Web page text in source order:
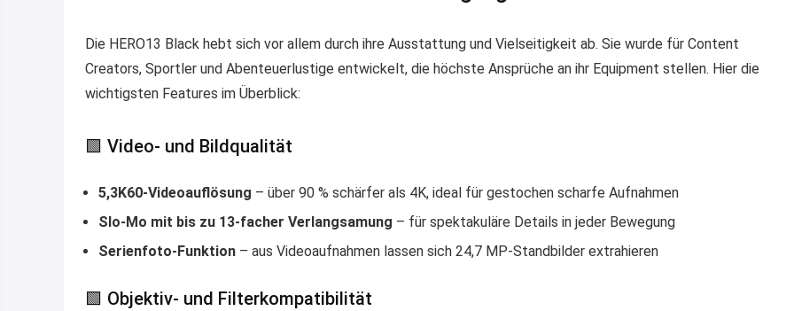
Die HERO13 Black hebt sich vor allem durch ihre Ausstattung und Vielseitigkeit ab. Sie wurde für Content
Creators, Sportler und Abenteuerlustige entwickelt, die höchste Ansprüche an ihr Equipment stellen. Hier die
wichtigsten Features im Überblick:
🟩 Video- und Bildqualität
5,3K60-Videoauflösung – über 90 % schärfer als 4K, ideal für gestochen scharfe Aufnahmen
Slo-Mo mit bis zu 13-facher Verlangsamung – für spektakuläre Details in jeder Bewegung
Serienfoto-Funktion – aus Videoaufnahmen lassen sich 24,7 MP-Standbilder extrahieren
🟩 Objektiv- und Filterkompatibilität